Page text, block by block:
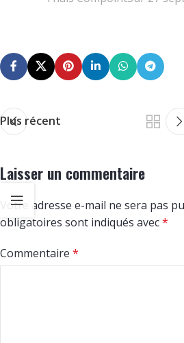
Plus récent
Laisser un commentaire
Votre adresse e-mail ne sera pas
obligatoires sont indiqués avec*
Commentaire *